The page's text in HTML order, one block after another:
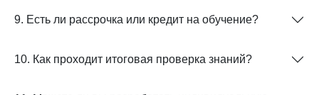
9. Есть ли рассрочка или кредит на обучение?
10. Как проходит итоговая проверка знаний?